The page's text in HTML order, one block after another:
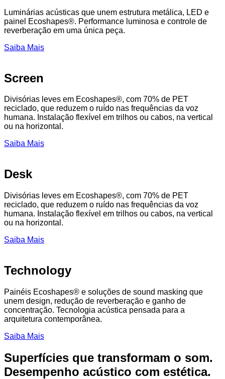
Luminárias acústicas que unem estrutura metálica, LED e
painel Ecoshapes®. Performance luminosa e controle de
reverberação em uma única peça.
Saiba Mais
Screen
Divisórias leves em Ecoshapes®, com 70% de PET
reciclado, que reduzem o ruído nas frequências da voz
humana. Instalação flexível em trilhos ou cabos, na vertical
ou na horizontal.
Saiba Mais
Desk
Divisórias leves em Ecoshapes®, com 70% de PET
reciclado, que reduzem o ruído nas frequências da voz
humana. Instalação flexível em trilhos ou cabos, na vertical
ou na horizontal.
Saiba Mais
Technology
Painéis Ecoshapes® e soluções de sound masking que
unem design, redução de reverberação e ganho de
concentração. Tecnologia acústica pensada para a
arquitetura contemporânea.
Saiba Mais
Superfícies que transformam o som.
Desempenho acústico com estética.